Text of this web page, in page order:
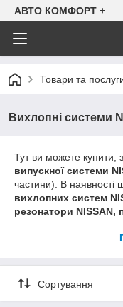
АВТО КОМФОРТ +
Товари та
Вихлопні системи
Тут ви можете купити,
випускної системи
частини). В наявності
вихлопних систем
резонатори NISSAN,
про ціни на вихлопні
- на нашу думку
співвідношення ціна-
варіант, але не
Сортування